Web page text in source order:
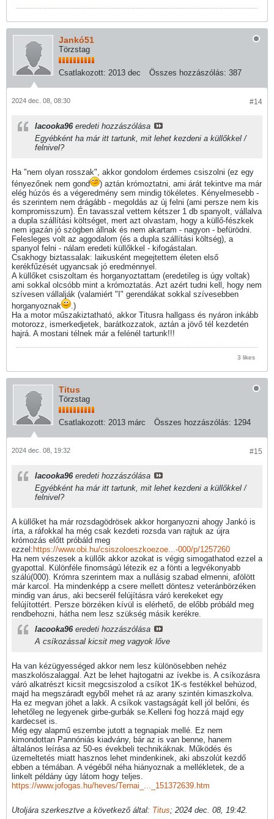
Jankó51
Törzstag
Csatlakozott: 2013 dec Összes hozzászólás: 387
#14
2024 dec. 08, 08:30
lacooka96 eredeti hozzászólása
Egyébként ha már itt tartunk, mit lehet kezdeni a küllőkkel /
felnivel?
Ha "nem olyan rosszak", akkor gondolom érdemes csiszolni (ez egy
fényezőnek nem gond
) aztán krómoztatni, ami árát tekintve ma már
elég húzós és a végeredmény sem mindig tökéletes. Kényelmesebb -
és szerintem nem drágább - megoldás az új felni (ami persze nem kis
kompromisszum). Én tavasszal vettem kétszer 1 db spanyolt, vállalva
a dupla szállítási költséget, mert azt olvastam, hogy a küllő-fészkek
nem igazán jó szögben állnak és nem akartam - nagyon - befürödni.
Felesleges volt az aggodalom (és a dupla szállítási költség), a
spanyol felni - nálam eredeti küllőkkel - kifogástalan.
Csakhogy biztassalak: laikusként megejtettem életen első
kerékfűzését ugyancsak jó eredménnyel.
A küllőket csiszoltam és horganyoztattam (eredetileg is úgy voltak)
ami sokkal olcsóbb mint a krómoztatás. Azt azért tudni kell, hogy nem
szívesen vállalják (valamiért "I" gerendákat sokkal szívesebben
horganyoznak
.)
Ha a motor műszakiztatható, akkor Titusra hallgass és nyáron inkább
motorozz, ismerkedjetek, barátkozzatok, aztán a jövő tél kezdetén
hajrá. A mostani télnek már a felénél tartunk!!!
3 likes
Titus
Törzstag
Csatlakozott: 2013 márc Összes hozzászólás: 1294
#15
2024 dec. 08, 19:32
lacooka96 eredeti hozzászólása
Egyébként ha már itt tartunk, mit lehet kezdeni a küllőkkel /
felnivel?
A küllőket ha már rozsdagödrösek akkor horganyozni ahogy Jankó is
írta, a ráfokkal ha még csak kezdeti rozsda van rajtuk az újra
krómozás előtt próbáld meg
ezzel: https://www.obi.hu/csiszoloeszkoezoe...-000/p/1257260
Ha nem vészesek a küllők akkor azokat is végig simogathatod ezzel a
gyapottal. Különféle finomságú létezik ez a fönti a legvékonyabb
szálú(000). Krómra szerintem max a nullásig szabad elmenni, afölött
már karcol. Ha mindenképp a csere mellett döntesz veteránbörzéken
mindig van árus, aki becserél felújításra váró kerekeket egy
felújítottért. Persze börzéken kívül is elérhető, de előbb próbáld meg
rendbehozni, hátha nem lesz szükség másik kerékre.
lacooka96 eredeti hozzászólása
A csíkozással kicsit meg vagyok lőve
Ha van kézügyességed akkor nem lesz különösebben nehéz
maszkolószalaggal. Azt be lehet hajtogatni az ívekbe is. A csíkozásra
váró alkatrészt kicsit megcsiszolod a csíkot 1K-s festékkel behúzod,
majd ha megszáradt egyből mehet rá az arany szintén kimaszkolva.
Ha ez megvan jöhet a lakk. A csíkok vastagságát kell jól belőni, és
lehetőleg ne legyenek girbe-gurbák se.Kelleni fog hozzá majd egy
kardecset is.
Még egy alapmű eszembe jutott a tegnapiak mellé. Ez nem
kimondottan Pannóniás kiadvány, bár az is van benne, hanem
általános leírása az 50-es évekbeli technikáknak. Működés és
üzemeltetés miatt hasznos lehet mindenkinek, aki abszolút kezdő
ebben a témában. A végéből néha hiányoznak a mellékletek, de a
linkelt példány úgy látom hogy teljes.
https://www.jofogas.hu/heves/Ternai_..._151372639.htm
Utoljára szerkesztve a következő által: Titus; 2024 dec. 08, 19:42.